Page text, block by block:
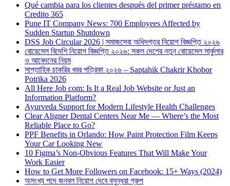
Qué cambia para los clientes después del primer préstamo en
Credito 365
Pune IT Company News: 700 Employees Affected by
Sudden Startup Shutdown
DSS Job Circular 2026 | সমাজসেবা অধিদপ্তর নিয়োগ বিজ্ঞপ্তি ২০২৬
বোয়েসেল বিদেশি নিয়োগ বিজ্ঞপ্তি ২০২৬: সকল দেশের নতুন বোয়েসেল সার্কুলার
ও আবেদনের নিয়ম
সাপ্তাহিক চাকরির খবর পত্রিকা ২০২৬ – Saptahik Chakrir Khobor
Potrika 2026
All Here Job com: Is It a Real Job Website or Just an
Information Platform?
Ayurveda Support for Modern Lifestyle Health Challenges
Clear Aligner Dental Centers Near Me — Where’s the Most
Reliable Place to Go?
PPF Benefits in Orlando: How Paint Protection Film Keeps
Your Car Looking New
10 Figma’s Non-Obvious Features That Will Make Your
Work Easier
How to Get More Followers on Facebook: 15+ Ways (2024)
অসংখ্য পদে জনবল নিয়োগ দেবে বসুন্ধরা গ্রুপ